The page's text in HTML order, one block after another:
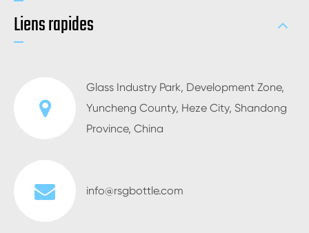
Liens rapides
Glass Industry Park, Development Zone,
Yuncheng County, Heze City, Shandong
Province, China
info@rsgbottle.com